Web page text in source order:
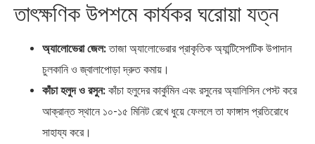
তাৎক্ষণিক উপশমে কার্যকর ঘরোয়া যত্ন
অ্যালোভেরা জেল:তাজা অ্যালোভেরার প্রাকৃতিক অ্যান্টিসেপটিক উপাদান
চুলকানি ও জ্বালাপোড়া দ্রুত কমায়।
কাঁচা হলুদ ও রসুন: কাঁচা হলুদের কার্কুমিন এবং রসুনের অ্যালিসিন পেস্ট করে
আক্রান্ত স্থানে ১০-১৫ মিনিট রেখে ধুয়ে ফেললে তা ফাঙ্গাস প্রতিরোধে
সাহায্য করে।